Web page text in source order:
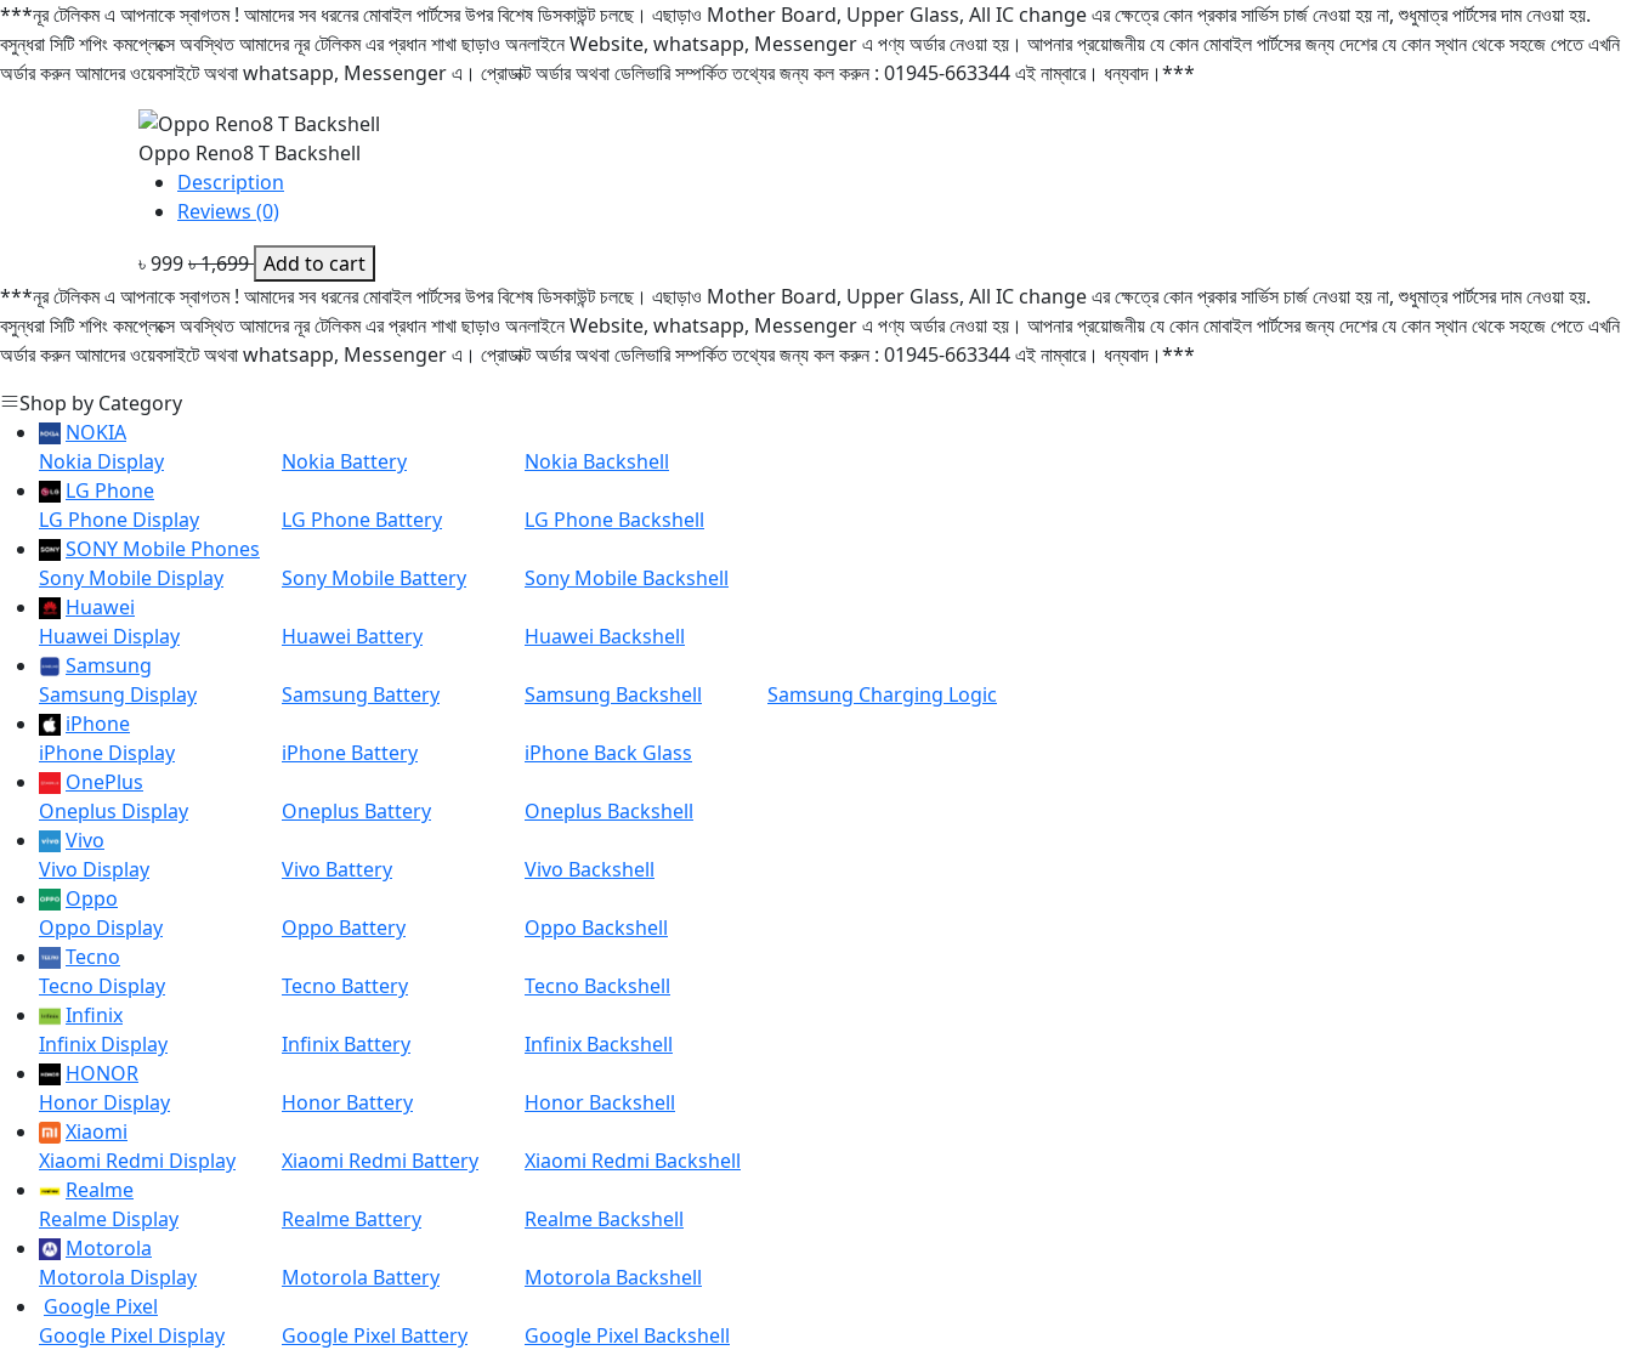
***নূর টেলিকম এ আপনাকে স্বাগতম ! আমাদের সব ধরনের মোবাইল পার্টসের উপর বিশেষ ডিসকাউন্ট চলছে। এছাড়াও Mother Board, Upper Glass, All IC change এর ক্ষেত্রে কোন প্রকার সার্ভিস চার্জ নেওয়া হয় না, শুধুমাত্র পার্টসের দাম নেওয়া হয়.
বসুন্ধরা সিটি শপিং কমপ্লেক্সে অবস্থিত আমাদের নূর টেলিকম এর প্রধান শাখা ছাড়াও অনলাইনে Website, whatsapp, Messenger এ পণ্য অর্ডার নেওয়া হয়। আপনার প্রয়োজনীয় যে কোন মোবাইল পার্টসের জন্য দেশের যে কোন স্থান থেকে সহজে পেতে এখনি
অর্ডার করুন আমাদের ওয়েবসাইটে অথবা whatsapp, Messenger এ। প্রোডাক্ট অর্ডার অথবা ডেলিভারি সম্পর্কিত তথ্যের জন্য কল করুন : 01945-663344 এই নাম্বারে। ধন্যবাদ।***
Oppo Reno8 T Backshell
Description
Reviews (0)
৳ 999৳ 1,699 Add to cart
***নূর টেলিকম এ আপনাকে স্বাগতম ! আমাদের সব ধরনের মোবাইল পার্টসের উপর বিশেষ ডিসকাউন্ট চলছে। এছাড়াও Mother Board, Upper Glass, All IC change এর ক্ষেত্রে কোন প্রকার সার্ভিস চার্জ নেওয়া হয় না, শুধুমাত্র পার্টসের দাম নেওয়া হয়.
বসুন্ধরা সিটি শপিং কমপ্লেক্সে অবস্থিত আমাদের নূর টেলিকম এর প্রধান শাখা ছাড়াও অনলাইনে Website, whatsapp, Messenger এ পণ্য অর্ডার নেওয়া হয়। আপনার প্রয়োজনীয় যে কোন মোবাইল পার্টসের জন্য দেশের যে কোন স্থান থেকে সহজে পেতে এখনি
অর্ডার করুন আমাদের ওয়েবসাইটে অথবা whatsapp, Messenger এ। প্রোডাক্ট অর্ডার অথবা ডেলিভারি সম্পর্কিত তথ্যের জন্য কল করুন : 01945-663344 এই নাম্বারে। ধন্যবাদ।***
Shop by Category
NOKIA
Nokia Display
Nokia Battery
Nokia Backshell
LG Phone
LG Phone Display
LG Phone Battery
LG Phone Backshell
SONY Mobile Phones
Sony Mobile Display
Sony Mobile Battery
Sony Mobile Backshell
Huawei
Huawei Display
Huawei Battery
Huawei Backshell
Samsung
Samsung Display
Samsung Battery Samsung Backshell
Samsung Charging Logic
iPhone
iPhone Display
iPhone Battery
iPhone Back Glass
OnePlus
Oneplus Display
Oneplus Battery
Oneplus Backshell
Vivo
Vivo Display
Vivo Battery
Vivo Backshell
Oppo
Oppo Display
Oppo Battery
Oppo Backshell
Tecno
Tecno Display
Tecno Battery
Tecno Backshell
Infinix
Infinix Display
Infinix Battery
Infinix Backshell
HONOR
Honor Display
Honor Battery
Honor Backshell
Xiaomi
Xiaomi Redmi Display
Xiaomi Redmi Battery
Xiaomi Redmi Backshell
Realme
Realme Display
Realme Battery
Realme Backshell
Motorola
Motorola Display
Motorola Battery
Motorola Backshell
Google Pixel
Google Pixel Display
Google Pixel Battery Google Pixel Backshell